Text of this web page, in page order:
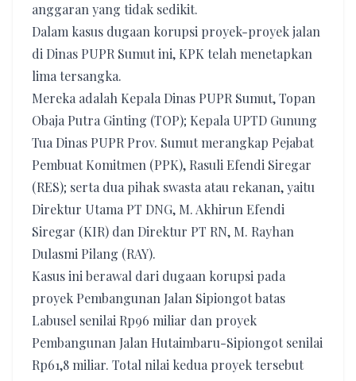
anggaran yang tidak sedikit.
Dalam kasus dugaan korupsi proyek-proyek jalan
di Dinas PUPR Sumut ini, KPK telah menetapkan
lima tersangka.
Mereka adalah Kepala Dinas PUPR Sumut, Topan
Obaja Putra Ginting (TOP); Kepala UPTD Gunung
Tua Dinas PUPR Prov. Sumut merangkap Pejabat
Pembuat Komitmen (PPK), Rasuli Efendi Siregar
(RES); serta dua pihak swasta atau rekanan, yaitu
Direktur Utama PT DNG, M. Akhirun Efendi
Siregar (KIR) dan Direktur PT RN, M. Rayhan
Dulasmi Pilang (RAY).
Kasus ini berawal dari dugaan korupsi pada
proyek Pembangunan Jalan Sipiongot batas
Labusel senilai Rp96 miliar dan proyek
Pembangunan Jalan Hutaimbaru-Sipiongot senilai
Rp61,8 miliar. Total nilai kedua proyek tersebut